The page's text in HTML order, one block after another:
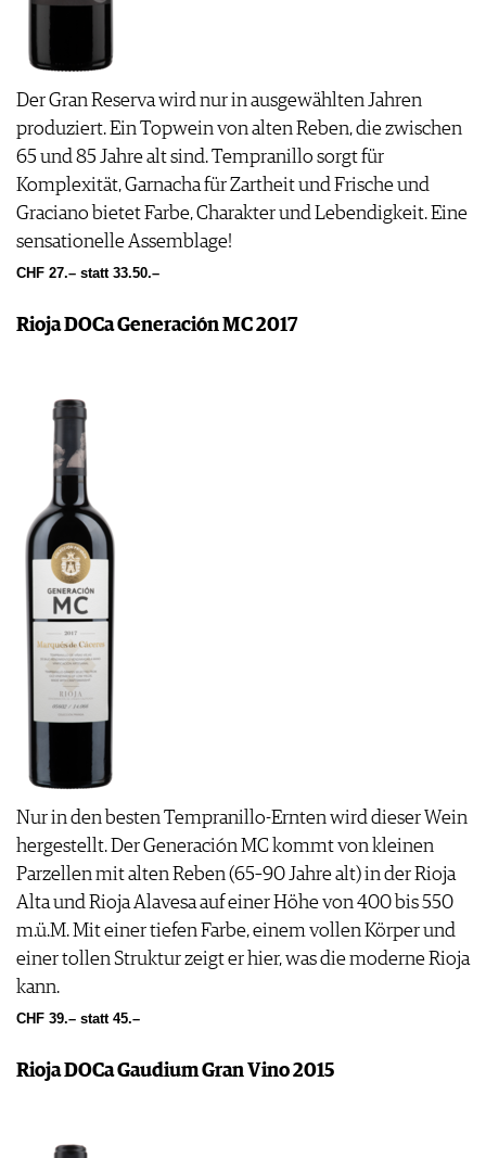
Der Gran Reserva wird nur in ausgewählten Jahren
produziert. Ein Topwein von alten Reben, die zwischen
65 und 85 Jahre alt sind. Tempranillo sorgt für
Komplexität, Garnacha für Zartheit und Frische und
Graciano bietet Farbe, Charakter und Lebendigkeit. Eine
sensationelle Assemblage!
CHF 27.– statt 33.50.–
Rioja DOCa Generación MC 2017
Nur in den besten Tempranillo-Ernten wird dieser Wein
hergestellt. Der Generación MC kommt von kleinen
Parzellen mit alten Reben (65–90 Jahre alt) in der Rioja
Alta und Rioja Alavesa auf einer Höhe von 400 bis 550
m.ü.M. Mit einer tiefen Farbe, einem vollen Körper und
einer tollen Struktur zeigt er hier, was die moderne Rioja
kann.
CHF 39.– statt 45.–
Rioja DOCa Gaudium Gran Vino 2015